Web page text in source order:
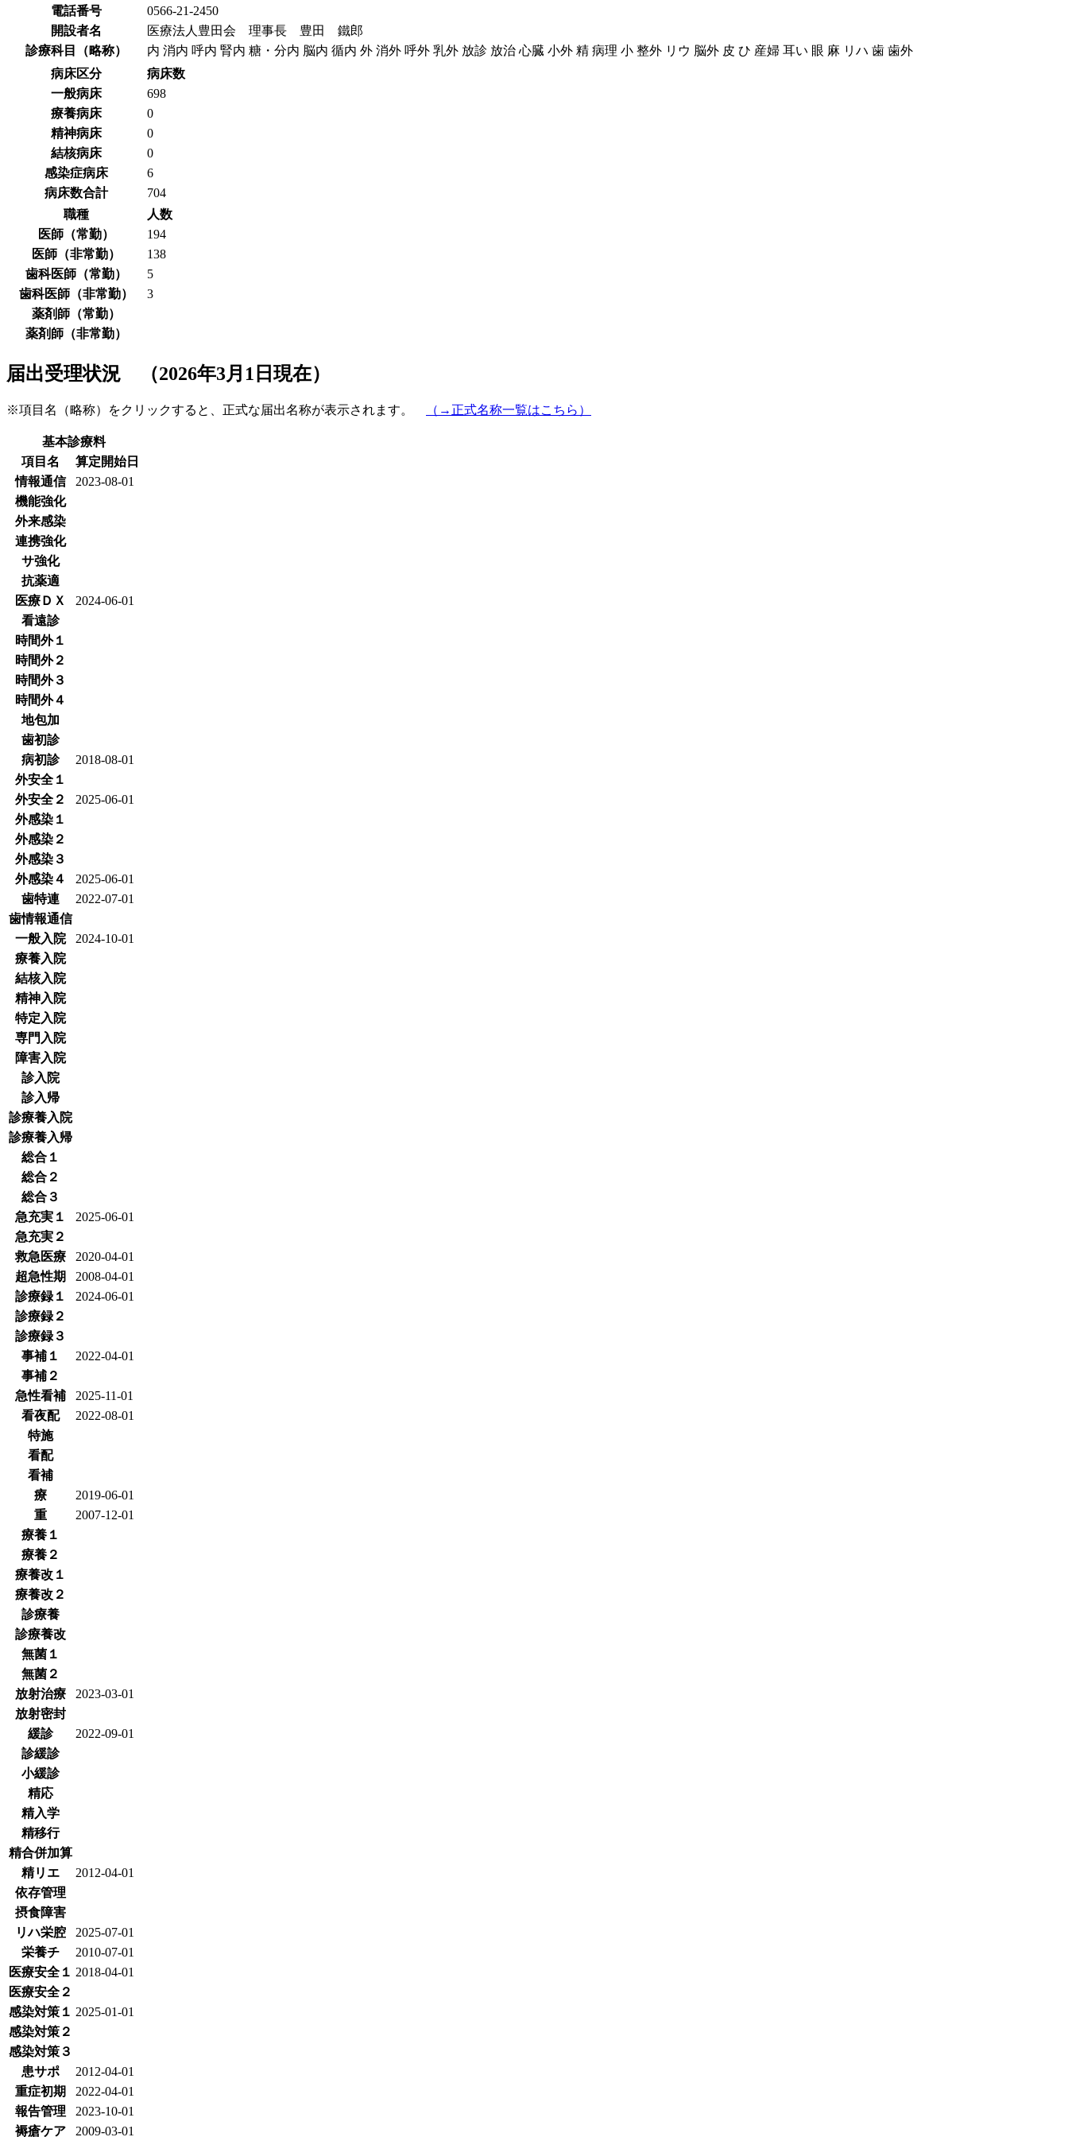
電話番号
0566-21-2450
開設者名
医療法人豊田会 理事長 豊田 鐵郎
診療科目（略称）
内 消内 呼内 腎内 糖・分内 脳内 循内 外 消外 呼外 乳外 放診 放治 心臓 小外 精 病理 小 整外 リウ 脳外 皮 ひ 産婦 耳い 眼 麻 リハ 歯 歯外
病床区分
病床数
一般病床
698
療養病床
0
精神病床
0
結核病床
0
感染症病床
6
病床数合計
704
職種
人数
医師（常勤）
194
医師（非常勤）
138
歯科医師（常勤）
5
歯科医師（非常勤）
3
薬剤師（常勤）
薬剤師（非常勤）
届出受理状況 （2026年3月1日現在）
※項目名（略称）をクリックすると、正式な届出名称が表示されます。 （→正式名称一覧はこちら）
基本診療料
項目名
算定開始日
情報通信
2023-08-01
機能強化
外来感染
連携強化
サ強化
抗薬適
医療ＤＸ
2024-06-01
看遠診
時間外１
時間外２
時間外３
時間外４
地包加
歯初診
病初診
2018-08-01
外安全１
外安全２
2025-06-01
外感染１
外感染２
外感染３
外感染４
2025-06-01
歯特連
2022-07-01
歯情報通信
一般入院
2024-10-01
療養入院
結核入院
精神入院
特定入院
専門入院
障害入院
診入院
診入帰
診療養入院
診療養入帰
総合１
総合２
総合３
急充実１
2025-06-01
急充実２
救急医療
2020-04-01
超急性期
2008-04-01
診療録１
2024-06-01
診療録２
診療録３
事補１
2022-04-01
事補２
急性看補
2025-11-01
看夜配
2022-08-01
特施
看配
看補
療
2019-06-01
重
2007-12-01
療養１
療養２
療養改１
療養改２
診療養
診療養改
無菌１
無菌２
放射治療
2023-03-01
放射密封
緩診
2022-09-01
診緩診
小緩診
精応
精入学
精移行
精合併加算
精リエ
2012-04-01
依存管理
摂食障害
リハ栄腔
2025-07-01
栄養チ
2010-07-01
医療安全１ 2018-04-01
医療安全２
感染対策１ 2025-01-01
感染対策２
感染対策３
患サポ
2012-04-01
重症初期
2022-04-01
報告管理
2023-10-01
褥瘡ケア
2009-03-01